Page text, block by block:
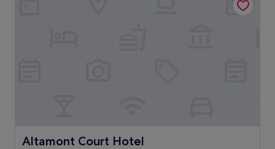
Altamont Court Hotel
Altamont Court Hotel